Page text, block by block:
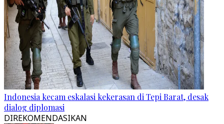
Indonesia kecam eskalasi kekerasan di Tepi Barat, desak
dialog diplomasi
DIREKOMENDASIKAN